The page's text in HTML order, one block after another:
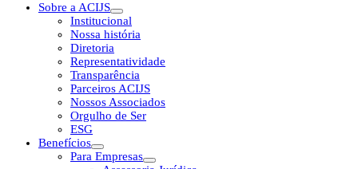
Sobre a ACIJS
Institucional
Nossa história
Diretoria
Representatividade
Transparência
Parceiros ACIJS
Nossos Associados
Orgulho de Ser
ESG
Benefícios
Para Empresas